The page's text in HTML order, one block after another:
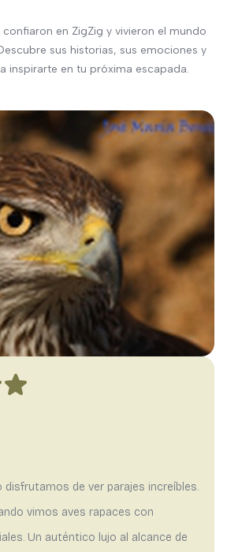
confiaron en ZigZig y vivieron el mundo
sus historias, sus emociones y
inspirarte en tu próxima escapada.
disfrutamos de ver parajes increíbles.
vimos aves rapaces con
Un auténtico lujo al alcance de